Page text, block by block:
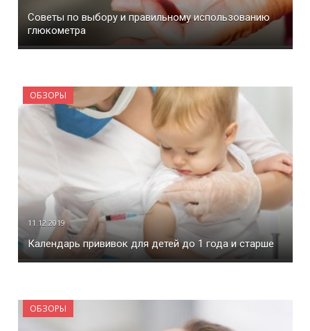
Советы по выбору и правильному использованию
глюкометра
ОБЗОРЫ
11.12.2019
Календарь прививок для детей до 1 года и старше
ОБЗОРЫ